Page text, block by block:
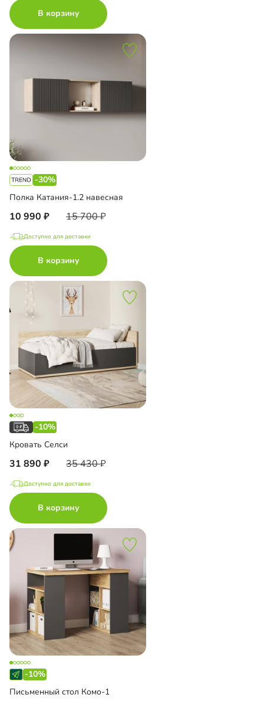
В корзину
-30%
Полка Катания-1.2 навесная
10 990 15 700
Доступно для доставки
В корзину
-10%
Кровать Селси
31 890 35 430
Доступно для доставки
В корзину
-10%
Письменный стол Комо-1